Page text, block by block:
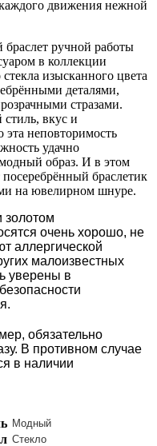
движения нежной
ручной работы
в коллекции
изысканного цвета
деталями,
стразами.
вкус и
неповторимость
удачно
образ. И в этом
браслетик
на ювелирном шнуре.
золотом
очень хорошо, не
аллергической
малоизвестных
уверены в
обязательно
В противном случае
в наличии
Модный
Стекло